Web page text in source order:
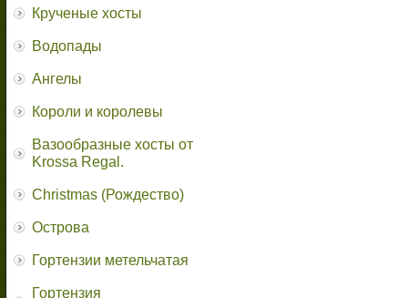
Крученые хосты
Водопады
Ангелы
Короли и королевы
Вазообразные хосты от
Krossa Regal.
Christmas (Рождество)
Острова
Гортензии метельчатая
Гортензия